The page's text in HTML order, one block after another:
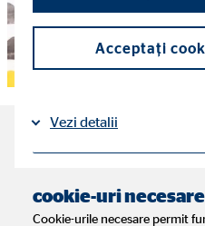
Cele mai
aspecte despre
Acceptați
Vezi detalii
cookie-uri necesare
Cookie-urile necesare permit